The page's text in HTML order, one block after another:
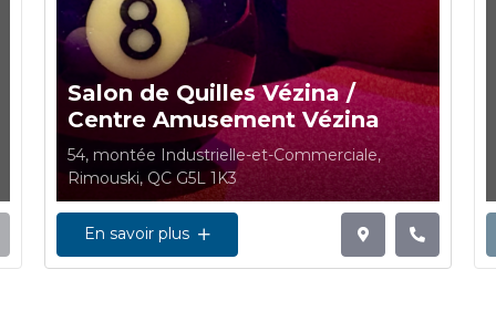
Salon de Quilles Vézina /
Centre Amusement Vézina
54, montée Industrielle-et-Commerciale,
Rimouski, QC G5L 1K3
En savoir plus